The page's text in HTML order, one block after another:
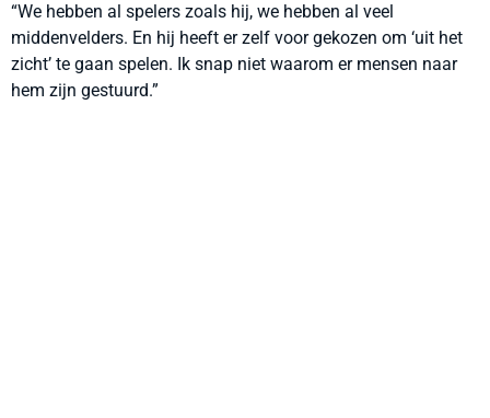
“We hebben al spelers zoals hij, we hebben al veel
middenvelders. En hij heeft er zelf voor gekozen om ‘uit het
zicht’ te gaan spelen. Ik snap niet waarom er mensen naar
hem zijn gestuurd.”